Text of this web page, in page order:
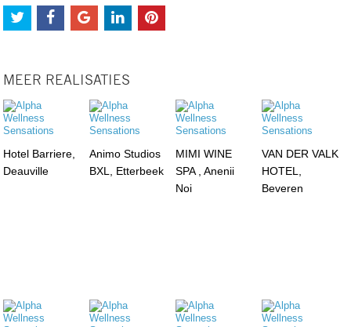
MEER REALISATIES
Hotel Barriere,
Deauville
Animo Studios
BXL, Etterbeek
MIMI WINE
SPA , Anenii
Noi
VAN DER VALK
HOTEL,
Beveren